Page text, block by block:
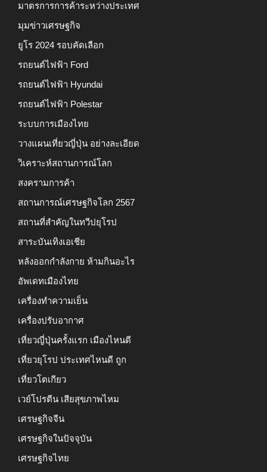
มาตรการการค้าระหว่างประเทศ
มุมข่าวเศรษฐกิจ
ยูโร 2024 รอบคัดเลือก
รถยนต์ไฟฟ้า Ford
รถยนต์ไฟฟ้า Hyundai
รถยนต์ไฟฟ้า Polestar
ระบบการเมืองไทย
วางแผนเที่ยวญี่ปุ่น อย่างละเอียด
วิเคราะห์สถานการณ์โลก
สงครามการค้า
สถานการณ์เศรษฐกิจโลก 2567
สถานที่สำคัญในทวีปยุโรป
สาระบันเทิงเอเชีย
หลังออกกําลังกาย ห้ามกินอะไร
อัพเดทเมืองไทย
เครื่องทำความเย็น
เครื่องปรับอากาศ
เที่ยวญี่ปุ่นครั้งแรก เมืองไหนดี
เที่ยวยุโรป ประเทศไหนดี ถูก
เที่ยวโตเกียว
เวย์โปรตีน เสียสุขภาพไหม
เศรษฐกิจจีน
เศรษฐกิจในปัจจุบัน
เศรษฐกิจไทย